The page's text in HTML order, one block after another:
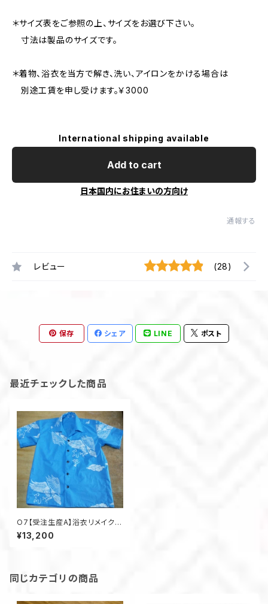
＊サイズ表をご参照の上、サイズをお選び下さい。
寸法は製品のサイズです。
＊着物、浴衣を当方で解き、洗い、アイロンをかける場合は
別途工賃を申し受けます。￥3000
International shipping available
Add to cart
日本国内にお住まいの方向け
通報する
レビュー (28)
保存 シェア LINE ポスト
最近チェックした商品
O7【受注生産A】浴衣リメイクア
ロハシャツレギュラーオーダー
¥13,200
同じカテゴリの商品